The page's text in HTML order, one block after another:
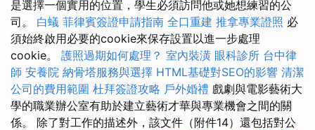
是選擇一個實用的位置，學生必須訪問他或她想練習的公
司。 白蟻 菲律賓簽證申請指南 全口重建 推拿專業證照 必
須始終啟用必要的cookie來保存設置以進一步處理
cookie。 護照過期如何處理？ 室內裝潢 眼科診所 台中律
師 安養院 納骨塔服務與選擇 HTML基礎對SEO的影響 清潔
公司的費用範圍 杜拜簽證攻略 戶外婚禮 戲劇與電影藝術大
學的職業辦公室有助於建立藝術才華與專業機會之間的關
係。 除了對工作的描述外，該文件（附件14）還包括對公